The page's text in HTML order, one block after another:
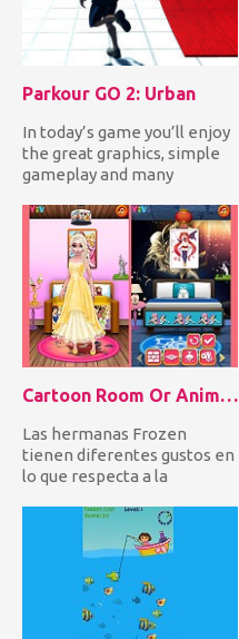
Parkour GO 2: Urban
In today’s game you’ll enjoy
the great graphics, simple
gameplay and many
Cartoon Room Or Anime Room
Las hermanas Frozen
tienen diferentes gustos en
lo que respecta a la